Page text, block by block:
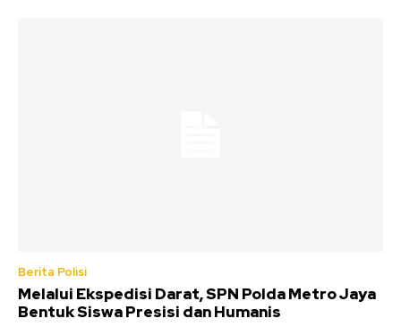
Berita Polisi
Melalui Ekspedisi Darat, SPN Polda Metro Jaya
Bentuk Siswa Presisi dan Humanis